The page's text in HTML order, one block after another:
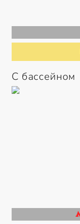
С бассейном